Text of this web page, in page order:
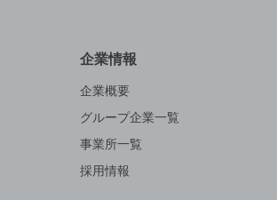
企業情報
企業概要
グループ企業一覧
事業所一覧
採用情報